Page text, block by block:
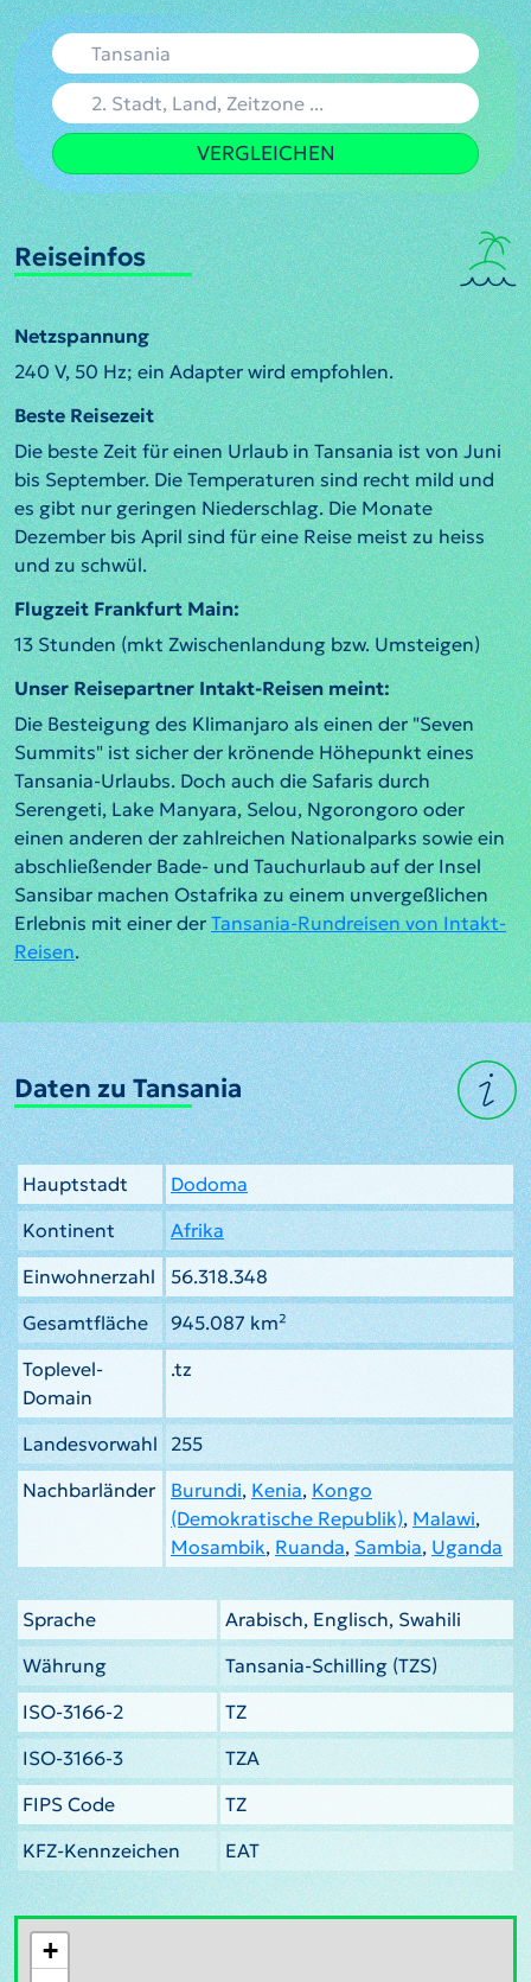
VERGLEICHEN
Reiseinfos
Netzspannung
240 V, 50 Hz; ein Adapter wird empfohlen.
Beste Reisezeit
Die beste Zeit für einen Urlaub in Tansania ist von Juni
bis September. Die Temperaturen sind recht mild und
es gibt nur geringen Niederschlag. Die Monate
Dezember bis April sind für eine Reise meist zu heiss
und zu schwül.
Flugzeit Frankfurt Main:
13 Stunden (mkt Zwischenlandung bzw. Umsteigen)
Unser Reisepartner Intakt-Reisen meint:
Die Besteigung des Klimanjaro als einen der "Seven
Summits" ist sicher der krönende Höhepunkt eines
Tansania-Urlaubs. Doch auch die Safaris durch
Serengeti, Lake Manyara, Selou, Ngorongoro oder
einen anderen der zahlreichen Nationalparks sowie ein
abschließender Bade- und Tauchurlaub auf der Insel
Sansibar machen Ostafrika zu einem unvergeßlichen
Erlebnis mit einer derTansania-Rundreisen von Intakt-
Reisen.
Daten zu Tansania
Hauptstadt
Dodoma
Kontinent
Afrika
Einwohnerzahl
56.318.348
Gesamtfläche
945.087 km²
Toplevel-
Domain
.tz
Landesvorwahl 255
Nachbarländer
Burundi, Kenia, Kongo
(Demokratische Republik), Malawi,
Mosambik, Ruanda, Sambia, Uganda
Sprache
Arabisch, Englisch, Swahili
Währung
Tansania-Schilling (TZS)
ISO-3166-2
TZ
ISO-3166-3
TZA
FIPS Code
TZ
KFZ-Kennzeichen
EAT
+